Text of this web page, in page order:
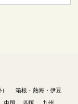
箱根・熱海・伊豆